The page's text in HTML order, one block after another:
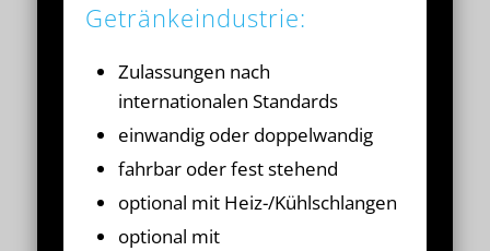
Getränkeindustrie:
Zulassungen nach
internationalen Standards
einwandig oder doppelwandig
fahrbar oder fest stehend
optional mit Heiz-/Kühlschlangen
optional mit